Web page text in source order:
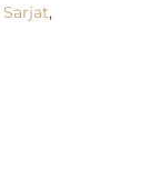
Sarjat,